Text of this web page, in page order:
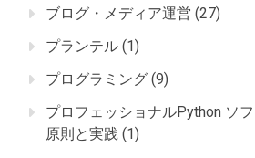
ブログ・メディア運営 (27)
プランテル (1)
プログラミング (9)
プロフェッショナルPython ソ
原則と実践 (1)